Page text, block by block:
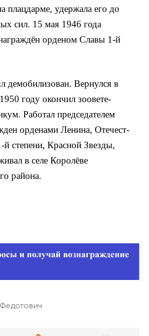
плацдарме, удержала его до
сил. 15 мая 1946 года
орденом Славы 1-й
демобилизован. Вернулся в
году окончил зоовете­
Работал председателем
орденами Ленина, Отечест­
степени, Красной Звезды,
в селе Королёве
района.